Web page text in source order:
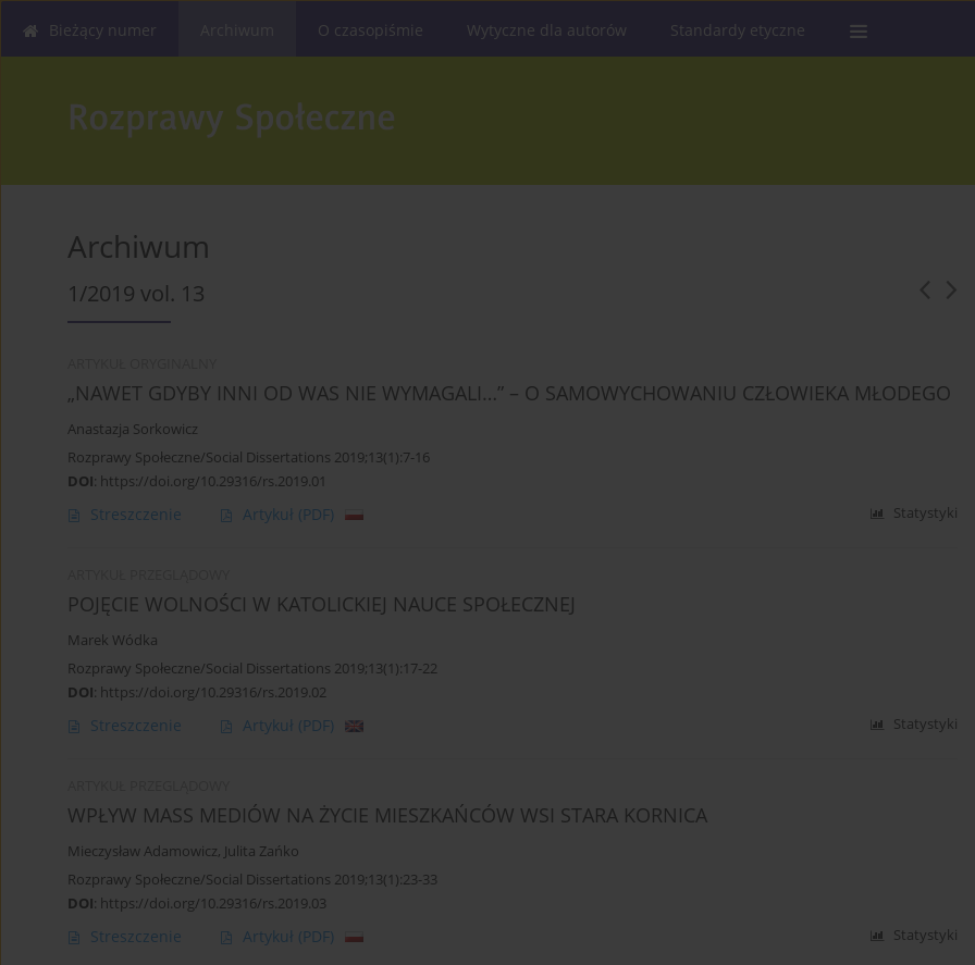
Bieżący numer O czasopiśmie Wytyczne dla autorów Standardy etyczne
Archiwum
1/2019 vol. 13
„NAWET GDYBY INNI OD WAS NIE WYMAGALI…” – O SAMOWYCHOWANIU CZŁOWIEKA MŁODEGO
Anastazja Sorkowicz
Rozprawy Społeczne/Social Dissertations 2019;13(1):7-16
DOI: https://doi.org/10.29316/rs.2019.01
Streszczenie Artykuł (PDF) Statystyki
POJĘCIE WOLNOŚCI W KATOLICKIEJ NAUCE SPOŁECZNEJ
Marek Wódka
Rozprawy Społeczne/Social Dissertations 2019;13(1):17-22
DOI: https://doi.org/10.29316/rs.2019.02
Streszczenie Artykuł (PDF) Statystyki
WPŁYW MASS MEDIÓW NA ŻYCIE MIESZKAŃCÓW WSI STARA KORNICA
Mieczysław Adamowicz, Julita Zańko
Rozprawy Społeczne/Social Dissertations 2019;13(1):23-33
DOI: https://doi.org/10.29316/rs.2019.03
Streszczenie Artykuł (PDF) Statystyki